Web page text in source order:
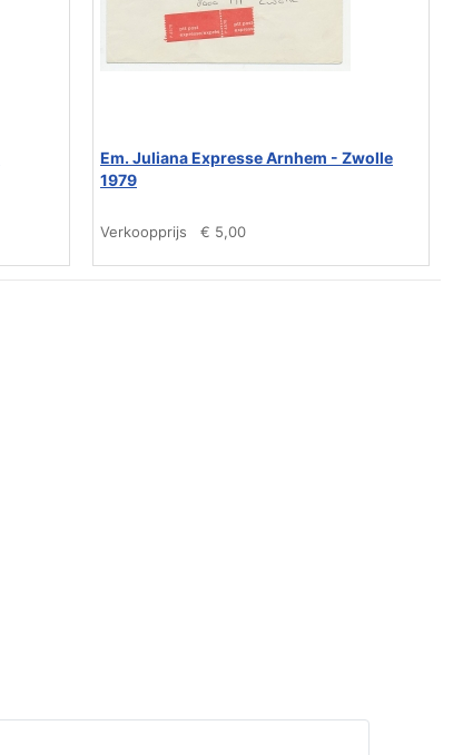
Em. Juliana Expresse Arnhem - Zwolle
1979
Verkoopprijs € 5,00